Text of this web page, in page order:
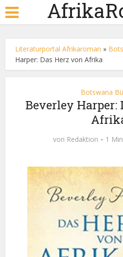
Literaturportal Afrikaroman »
Harper: Das Herz von Afrika
Botswana
Beverley Harper:
von Redaktion 1